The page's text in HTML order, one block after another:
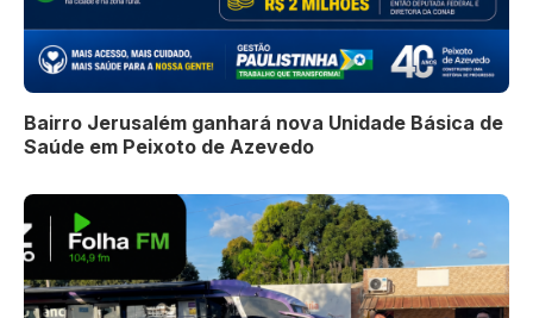
Bairro Jerusalém ganhará nova Unidade Básica de
Saúde em Peixoto de Azevedo